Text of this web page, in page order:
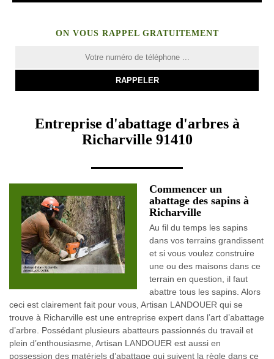
ON VOUS RAPPEL GRATUITEMENT
Entreprise d'abattage d'arbres à
Richarville 91410
Commencer un
abattage des sapins à
Richarville
Au fil du temps les sapins
dans vos terrains grandissent
et si vous voulez construire
une ou des maisons dans ce
terrain en question, il faut
abattre tous les sapins. Alors
ceci est clairement fait pour vous, Artisan LANDOUER qui se
trouve à Richarville est une entreprise expert dans l’art d’abattage
d’arbre. Possédant plusieurs abatteurs passionnés du travail et
plein d’enthousiasme, Artisan LANDOUER est aussi en
possession des matériels d’abattage qui suivent la règle dans ce